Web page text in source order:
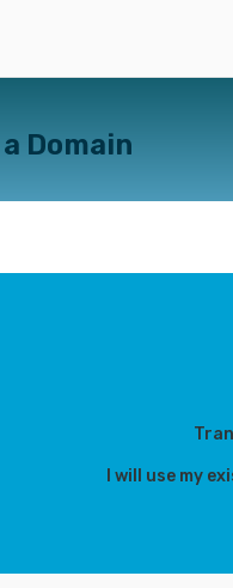
Domain...
I will use my